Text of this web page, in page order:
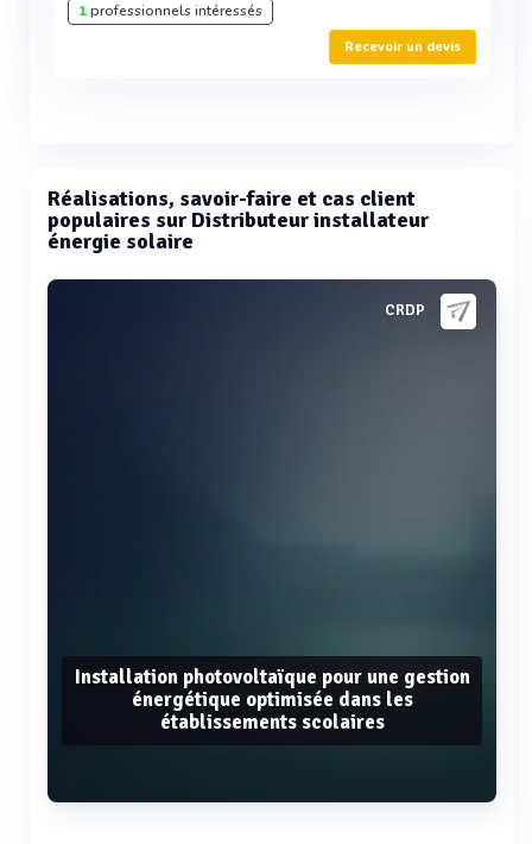
1professionnels intéressés
Recevoir un devis
Réalisations, savoir-faire et cas client
populaires sur Distributeur installateur
énergie solaire
CRDP
Installation photovoltaïque pour une gestion
énergétique optimisée dans les
établissements scolaires